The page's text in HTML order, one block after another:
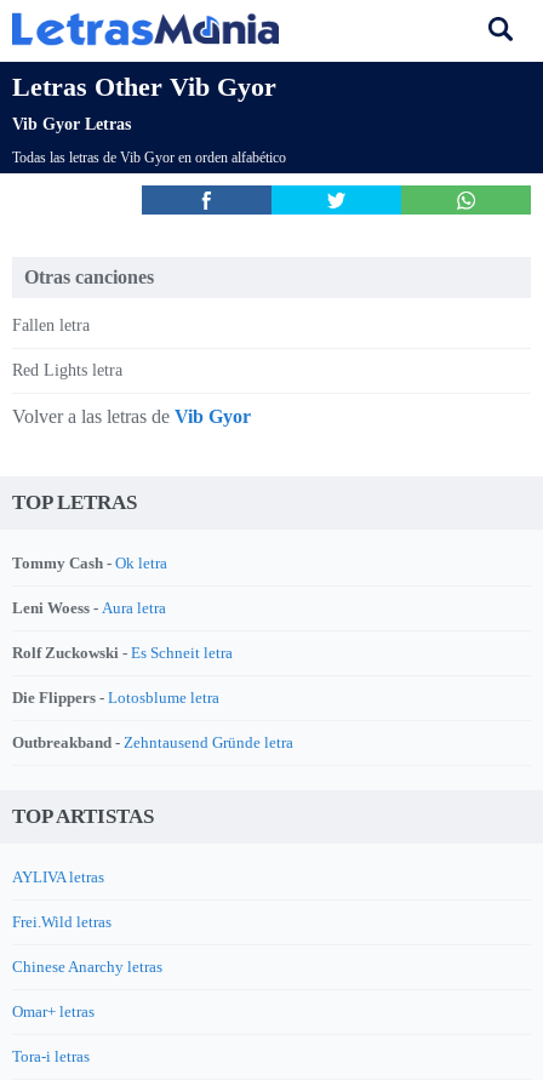
Letras Other Vib Gyor
Vib Gyor Letras
Todas las letras de Vib Gyor en orden alfabético
Otras canciones
Fallen letra
Red Lights letra
Volver a las letras de Vib Gyor
TOP LETRAS
Tommy Cash - Ok letra
Leni Woess - Aura letra
Rolf Zuckowski - Es Schneit letra
Die Flippers - Lotosblume letra
Outbreakband - Zehntausend Gründe letra
TOP ARTISTAS
AYLIVA letras
Frei.Wild letras
Chinese Anarchy letras
Omar+ letras
Tora-i letras